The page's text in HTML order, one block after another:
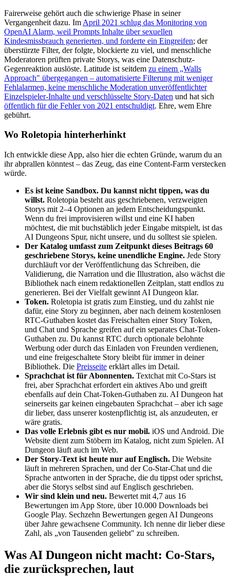
Fairerweise gehört auch die schwierige Phase in seiner
Vergangenheit dazu. Im April 2021 schlug das Monitoring von
OpenAI Alarm, weil Prompts Inhalte über sexuellen
Kindesmissbrauch generierten, und forderte ein Eingreifen; der
überstürzte Filter, der folgte, blockierte zu viel, und menschliche
Moderatoren prüften private Storys, was eine Datenschutz-
Gegenreaktion auslöste. Latitude ist seitdem zu einem „Walls
Approach" übergegangen – automatisierte Filterung mit weniger
Fehlalarmen, keine menschliche Moderation unveröffentlichter
Einzelspieler-Inhalte und verschlüsselte Story-Daten und hat sich
öffentlich für die Fehler von 2021 entschuldigt. Ehre, wem Ehre
gebührt.
Wo Roletopia hinterherhinkt
Ich entwickle diese App, also hier die echten Gründe, warum du an
ihr abprallen könntest – das Zeug, das eine Content-Farm verstecken
würde.
Es ist keine Sandbox. Du kannst nicht tippen, was du
willst. Roletopia besteht aus geschriebenen, verzweigten
Storys mit 2–4 Optionen an jedem Entscheidungspunkt.
Wenn du frei improvisieren willst und eine KI haben
möchtest, die mit buchstäblich jeder Eingabe mitspielt, ist das
AI Dungeons Spur, nicht unsere, und du solltest sie spielen.
Der Katalog umfasst zum Zeitpunkt dieses Beitrags 60
geschriebene Storys, keine unendliche Engine. Jede Story
durchläuft vor der Veröffentlichung das Schreiben, die
Validierung, die Narration und die Illustration, also wächst die
Bibliothek nach einem redaktionellen Zeitplan, statt endlos zu
generieren. Bei der Vielfalt gewinnt AI Dungeon klar.
Token. Roletopia ist gratis zum Einstieg, und du zahlst nie
dafür, eine Story zu beginnen, aber nach deinem kostenlosen
RTC-Guthaben kostet das Freischalten einer Story Token,
und Chat und Sprache greifen auf ein separates Chat-Token-
Guthaben zu. Du kannst RTC durch optionale belohnte
Werbung oder durch das Einladen von Freunden verdienen,
und eine freigeschaltete Story bleibt für immer in deiner
Bibliothek. Die Preisseite erklärt alles im Detail.
Sprachchat ist für Abonnenten. Textchat mit Co-Stars ist
frei, aber Sprachchat erfordert ein aktives Abo und greift
ebenfalls auf dein Chat-Token-Guthaben zu. AI Dungeon hat
seinerseits gar keinen eingebauten Sprachchat – aber ich sage
dir lieber, dass unserer kostenpflichtig ist, als anzudeuten, er
wäre gratis.
Das volle Erlebnis gibt es nur mobil. iOS und Android. Die
Website dient zum Stöbern im Katalog, nicht zum Spielen. AI
Dungeon läuft auch im Web.
Der Story-Text ist heute nur auf Englisch. Die Website
läuft in mehreren Sprachen, und der Co-Star-Chat und die
Sprache antworten in der Sprache, die du tippst oder sprichst,
aber die Storys selbst sind auf Englisch geschrieben.
Wir sind klein und neu. Bewertet mit 4,7 aus 16
Bewertungen im App Store, über 10.000 Downloads bei
Google Play. Sechzehn Bewertungen gegen AI Dungeons
über Jahre gewachsene Community. Ich nenne dir lieber diese
Zahl, als „von Tausenden geliebt" zu schreiben.
Was AI Dungeon nicht macht: Co-Stars,
die zurücksprechen, laut